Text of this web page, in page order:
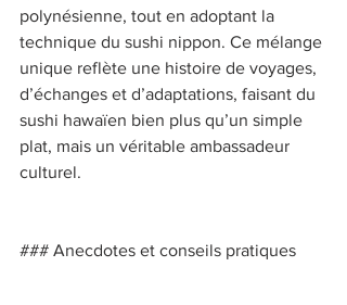
polynésienne, tout en adoptant la
technique du sushi nippon. Ce mélange
unique reflète une histoire de voyages,
d’échanges et d’adaptations, faisant du
sushi hawaïen bien plus qu’un simple
plat, mais un véritable ambassadeur
culturel.
### Anecdotes et conseils pratiques